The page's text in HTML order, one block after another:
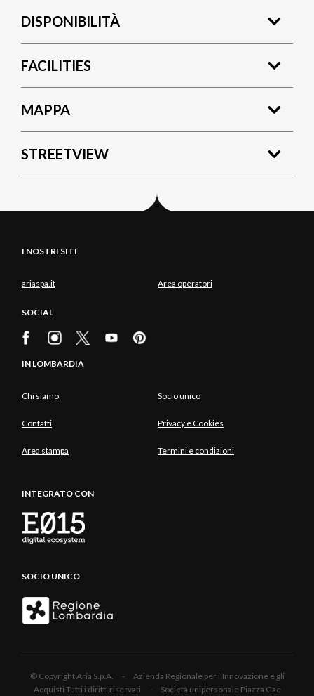
DISPONIBILITÀ
FACILITIES
MAPPA
STREETVIEW
I NOSTRI SITI
ariaspa.it Area operatori
SOCIAL
IN LOMBARDIA
Chi siamo Socio unico
Contatti Privacy e Cookies
Area stampa Termini e condizioni
INTEGRATO CON
SOCIO UNICO
© Copyright Aria S.p.A. - Azienda Regionale per l'Innovazione e gli
Acquisti Tutti i diritti riservati - Società unipersonale Piazza Gae